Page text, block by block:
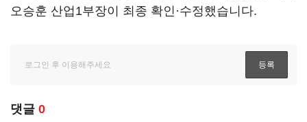
오승훈 산업1부장이 최종 확인·수정했습니다.
댓글 0